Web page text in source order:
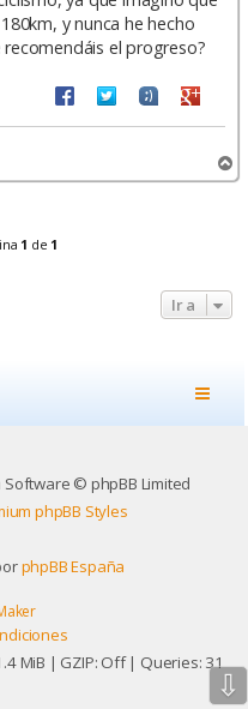
y nunca he hecho
el progreso?
r
1 de 1
Ir a
Software © phpBB Limited
phpBB Styles
phpBB España
MiB | GZIP: Off | Queries: 31
⇩